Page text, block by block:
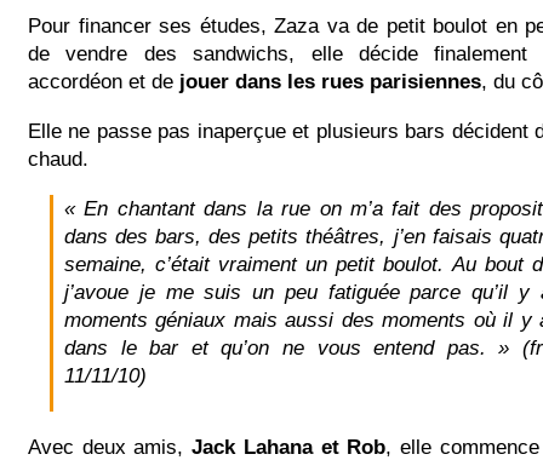
Pour financer ses études, Zaza va de petit boulot en
de vendre des sandwichs, elle décide finalement
accordéon et de jouer dans les rues parisiennes, du
Elle ne passe pas inaperçue et plusieurs bars décident
chaud.
« En chantant dans la rue on m’a fait des
dans des bars, des petits théâtres, j’en faisais
semaine, c’était vraiment un petit boulot. Au bout
j’avoue je me suis un peu fatiguée parce qu’il y
moments géniaux mais aussi des moments où il y
dans le bar et qu’on ne vous entend pas. »
11/11/10)
Avec deux amis,Jack Lahana et Rob, elle